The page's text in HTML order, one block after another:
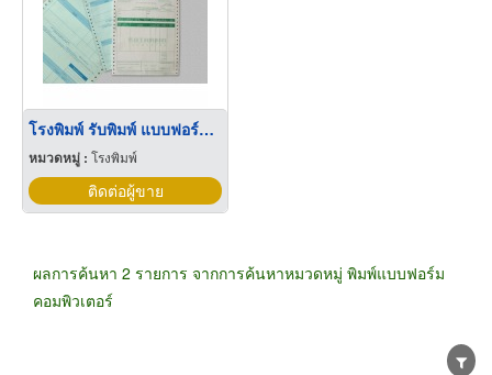
โรงพิมพ์ รับพิมพ์ แบบฟอร์มต่อเนื่อง
หมวดหมู่ : โรงพิมพ์
ติดต่อผู้ขาย
ผลการค้นหา 2 รายการ จากการค้นหาหมวดหมู่ พิมพ์แบบฟอร์ม
คอมพิวเตอร์